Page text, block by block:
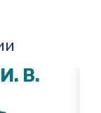
В.